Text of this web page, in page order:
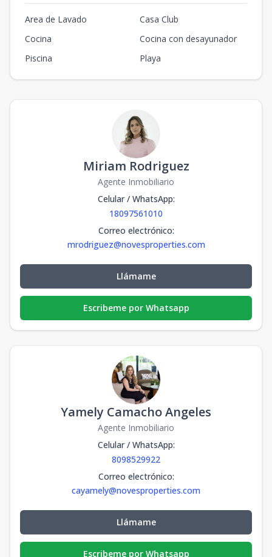
Area de Lavado
Casa Club
Cocina
Cocina con desayunador
Piscina
Playa
Miriam Rodriguez
Agente Inmobiliario
Celular / WhatsApp:
18097561010
Correo electrónico:
mrodriguez@novesproperties.com
Llámame
Escribeme por Whatsapp
Yamely Camacho Angeles
Agente Inmobiliario
Celular / WhatsApp:
8098529922
Correo electrónico:
cayamely@novesproperties.com
Llámame
Escribeme por Whatsapp